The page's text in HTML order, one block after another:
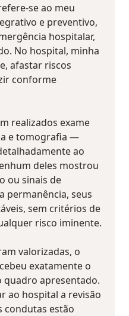
se ao meu
e preventivo,
hospitalar,
No hospital, minha
afastar riscos
conforme
realizados exame
e tomografia —
ao
deles mostrou
ou sinais de
permanência, seus
sem critérios de
risco iminente.
valorizadas, o
exatamente o
quadro apresentado.
ao hospital a revisão
estão